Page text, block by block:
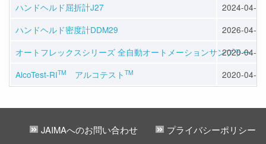
ハンドヘルド屈折計J27
2024-04-09
ハンドヘルド密度計DDM29
2026-04-06
オートフレックスシリーズ 全自動オートメーションサンプラー
2020-04-16
AlcoTest-RITM アルコテスト TM 2020-04-16
JAIMAへのお問い合わせ プライバシーポリシー